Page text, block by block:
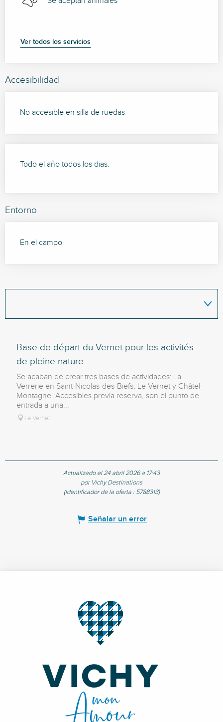
Ver todos los servicios
Accesibilidad
No accesible en silla de ruedas
Todo el año todos los dias.
Entorno
En el campo
Base de départ du Vernet pour les activités
de pleine nature
Se acaban de crear tres bases de actividades: La
Verrerie en Saint-Nicolas-des-Biefs, Le Vernet y Châtel-
Montagne. Accesibles previa reserva, son el punto de
entrada a una...
Le Vernet
Actualizado el 24 abril 2026 a 17:43
por Vichy Destinations
(Identificador de la oferta : 5788313)
Señalar un error